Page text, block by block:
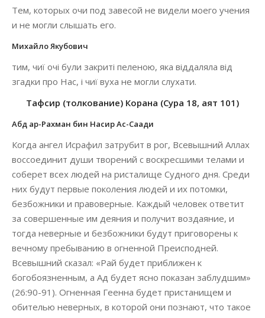
Тем, которых очи под завесой не видели моего учения
и не могли слышать его.
Михайло Якубович
тим, чиї очі були закриті пеленою, яка віддаляла від
згадки про Нас, і чиї вуха не могли слухати.
Тафсир (толкование) Корана (Сура 18, аят 101)
Абд ар-Рахман бин Насир Ас-Саади
Когда ангел Исрафил затрубит в рог, Всевышний Аллах
воссоединит души творений с воскресшими телами и
соберет всех людей на ристалище Судного дня. Среди
них будут первые поколения людей и их потомки,
безбожники и правоверные. Каждый человек ответит
за совершенные им деяния и получит воздаяние, и
тогда неверные и безбожники будут приговорены к
вечному пребыванию в огненной Преисподней.
Всевышний сказал: «Рай будет приближен к
богобоязненным, а Ад будет ясно показан заблудшим»
(26:90-91). Огненная Геенна будет пристанищем и
обителью неверных, в которой они познают, что такое